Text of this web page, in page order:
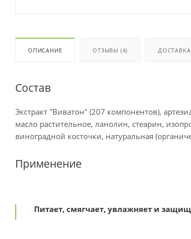
ОПИСАНИЕ ОТЗЫВЫ (4) ДОСТАВКА
Состав
Экстракт "Виватон" (207 компонентов),
масло растительное, ланолин, стеарин,
виноградной косточки, натуральная
Применение
Питает, смягчает, увлажняет и